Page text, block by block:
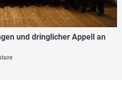
und dringlicher Appell an